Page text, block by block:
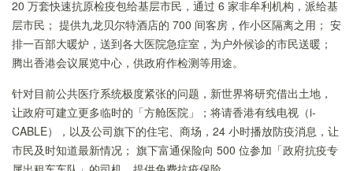
20 万套快速抗原检疫包给基层市民，通过 6 家非牟利机构，派给基
层市民； 提供九龙贝尔特酒店的 700 间客房，作小区隔离之用； 安
排一百部大暖炉，送到各大医院急症室，为户外候诊的市民送暖；
腾出香港会议展览中心，供政府作检测等用途。
针对目前公共医疗系统极度紧张的问题，新世界将研究借出土地，
让政府可建立更多临时的「方舱医院」；将请香港有线电视（i-
CABLE），以及公司旗下的住宅、商场，24 小时播放防疫消息，让
市民及时知道最新情况； 旗下富通保险向 500 位参加「政府抗疫专